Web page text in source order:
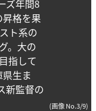
ズ年間8
格を果
ト系の
。大の
指して
生ま
新監督の
(画像 No.3/9)